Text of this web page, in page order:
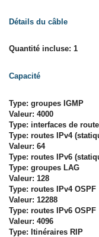
Détails du câble
Quantité incluse: 1
Capacité
Type: groupes IGMP
Valeur: 4000
Type: interfaces de
Type: routes IPv4
Valeur: 64
Type: routes IPv6
Type: groupes LAG
Valeur: 128
Type: routes IPv4 OSPF
Valeur: 12288
Type: routes IPv6 OSPF
Valeur: 4096
Type: Itinéraires RIP